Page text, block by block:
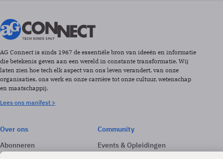
AG Connect is sinds 1967 de essentiële bron van ideeën en informatie
die betekenis geven aan een wereld in constante transformatie. Wij
laten zien hoe tech elk aspect van ons leven verandert, van onze
organisaties, ons werk en onze carrière tot onze cultuur, wetenschap
en maatschappij.
Lees ons manifest >
Over ons
Abonneren
Adverteren
Community
Events & Opleidingen